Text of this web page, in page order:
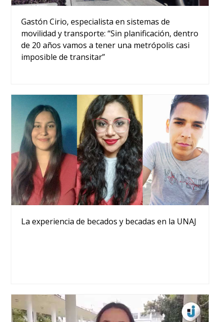
Gastón Cirio, especialista en sistemas de
movilidad y transporte: “Sin planificación, dentro
de 20 años vamos a tener una metrópolis casi
imposible de transitar”
La experiencia de becados y becadas en la UNAJ